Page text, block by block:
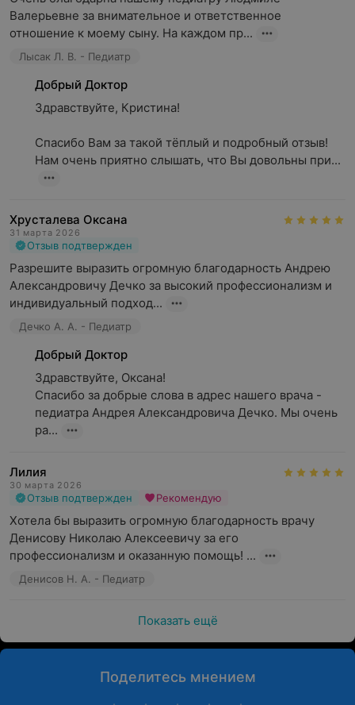
Валерьевне за внимательное и ответственное
отношение к моему сыну. На каждом пр...
Лысак Л. В. - Педиатр
Добрый Доктор
Здравствуйте, Кристина!
Спасибо Вам за такой тёплый и подробный отзыв!
Нам очень приятно слышать, что Вы довольны при...
Хрусталева Оксана
31 марта 2026
Отзыв подтвержден
Разрешите выразить огромную благодарность Андрею
Александровичу Дечко за высокий профессионализм и
индивидуальный подход...
Дечко А. А. - Педиатр
Добрый Доктор
Здравствуйте, Оксана!
Спасибо за добрые слова в адрес нашего врача -
педиатра Андрея Александровича Дечко. Мы очень
ра...
Лилия
30 марта 2026
Отзыв подтвержден Рекомендую
Хотела бы выразить огромную благодарность врачу
Денисову Николаю Алексеевичу за его
профессионализм и оказанную помощь! ...
Денисов Н. А. - Педиатр
Показать ещё
Поделитесь мнением